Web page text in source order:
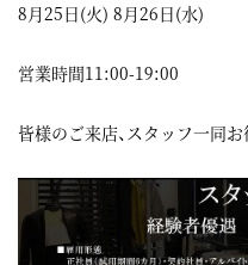
8月25日(火) 8月26日(水)
営業時間11:00-19:00
皆様のご来店、スタッフ一同